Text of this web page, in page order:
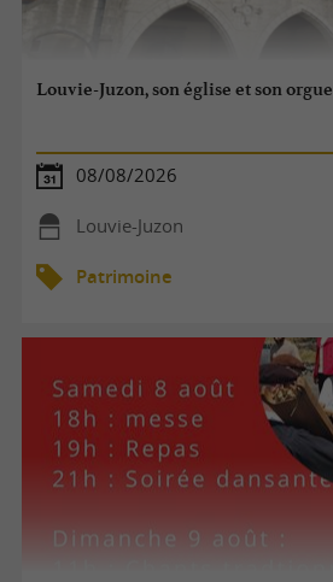
Louvie-Juzon, son église et son orgue
08/08/2026
Louvie-Juzon
Patrimoine